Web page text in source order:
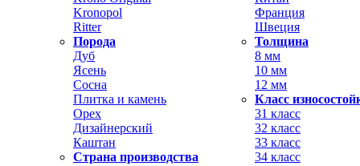
Kronopol
Ritter
Порода
Дуб
Ясень
Сосна
Плитка и камень
Орех
Дизайнерский
Каштан
Страна производства
Франция
Швеция
Толщина
8 мм
10 мм
12 мм
Класс
31 класс
32 класс
33 класс
34 класс